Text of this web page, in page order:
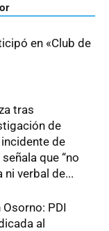
en «Club de
tras
de
de
que “no
verbal de...
PDI
al